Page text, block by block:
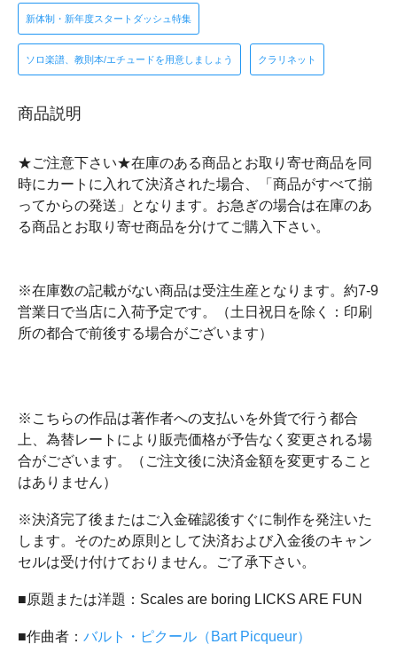
新体制・新年度スタートダッシュ特集
ソロ楽譜、教則本/エチュードを用意しましょう クラリネット
商品説明
★ご注意下さい★在庫のある商品とお取り寄せ商品を同
時にカートに入れて決済された場合、「商品がすべて揃
ってからの発送」となります。お急ぎの場合は在庫のあ
る商品とお取り寄せ商品を分けてご購入下さい。
※在庫数の記載がない商品は受注生産となります。約7-9
営業日で当店に入荷予定です。（土日祝日を除く：印刷
所の都合で前後する場合がございます）
※こちらの作品は著作者への支払いを外貨で行う都合
上、為替レートにより販売価格が予告なく変更される場
合がございます。（ご注文後に決済金額を変更すること
はありません）
※決済完了後またはご入金確認後すぐに制作を発注いた
します。そのため原則として決済および入金後のキャン
セルは受け付けておりません。ご了承下さい。
■原題または洋題：Scales are boring LICKS ARE FUN
■作曲者： バルト・ピクール（Bart Picqueur）